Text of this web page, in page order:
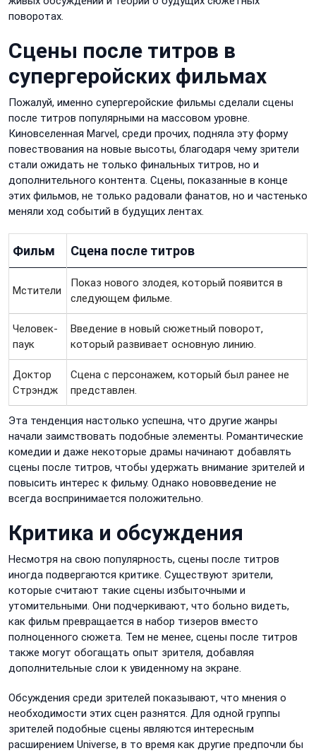
поворотах.
Сцены после титров в
супергеройских фильмах
Пожалуй, именно супергеройские фильмы сделали сцены
после титров популярными на массовом уровне.
Киновселенная Marvel, среди прочих, подняла эту форму
повествования на новые высоты, благодаря чему зрители
стали ожидать не только финальных титров, но и
дополнительного контента. Сцены, показанные в конце
этих фильмов, не только радовали фанатов, но и частенько
меняли ход событий в будущих лентах.
Фильм Сцена после титров
Мстители
Показ нового злодея, который появится в
следующем фильме.
Человек-
паук
Введение в новый сюжетный поворот,
который развивает основную линию.
Доктор
Стрэндж
Сцена с персонажем, который был ранее не
представлен.
Эта тенденция настолько успешна, что другие жанры
начали заимствовать подобные элементы. Романтические
комедии и даже некоторые драмы начинают добавлять
сцены после титров, чтобы удержать внимание зрителей и
повысить интерес к фильму. Однако нововведение не
всегда воспринимается положительно.
Критика и обсуждения
Несмотря на свою популярность, сцены после титров
иногда подвергаются критике. Существуют зрители,
которые считают такие сцены избыточными и
утомительными. Они подчеркивают, что больно видеть,
как фильм превращается в набор тизеров вместо
полноценного сюжета. Тем не менее, сцены после титров
также могут обогащать опыт зрителя, добавляя
дополнительные слои к увиденному на экране.
Обсуждения среди зрителей показывают, что мнения о
необходимости этих сцен разнятся. Для одной группы
зрителей подобные сцены являются интересным
расширением Universe, в то время как другие предпочли бы